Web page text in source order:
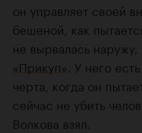
он управляет своей
бешеной, как
не вырвалась
«Прикуп» . У него
черта, когда он
сейчас не убить
Волкова взял.